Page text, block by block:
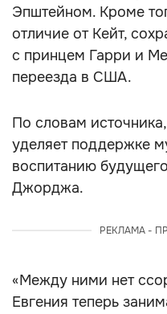
Эпштейном. Кроме
отличие от Кейт,
с принцем Гарри и
переезда в США.
По словам
уделяет поддержке
воспитанию
Джорджа.
РЕКЛАМА -
«Между ними нет
Евгения теперь